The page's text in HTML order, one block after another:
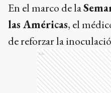
En el marco de la
las Américas, el
de reforzar la
Ads